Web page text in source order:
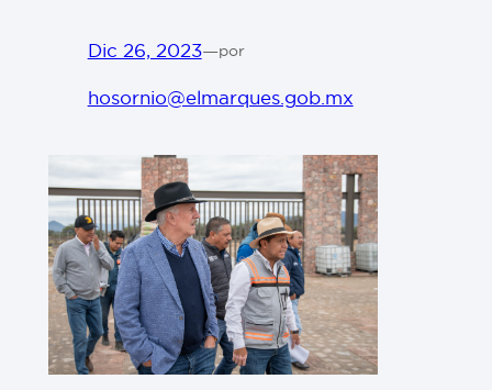
Dic 26, 2023—por
hosornio@elmarques.gob.mx